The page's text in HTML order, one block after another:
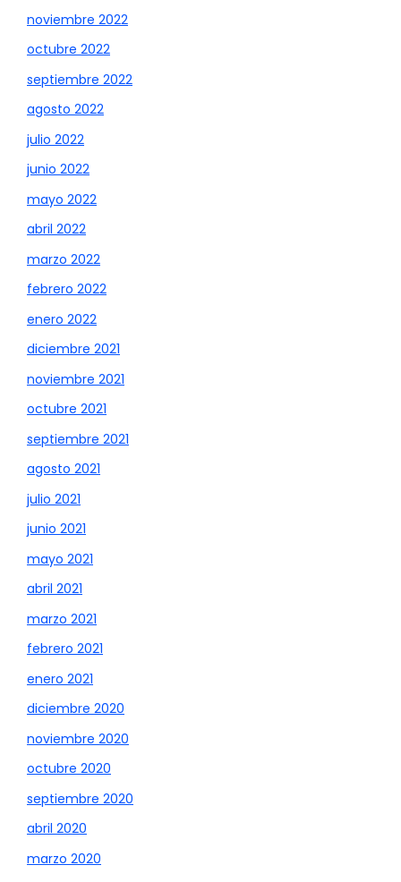
noviembre 2022
octubre 2022
septiembre 2022
agosto 2022
julio 2022
junio 2022
mayo 2022
abril 2022
marzo 2022
febrero 2022
enero 2022
diciembre 2021
noviembre 2021
octubre 2021
septiembre 2021
agosto 2021
julio 2021
junio 2021
mayo 2021
abril 2021
marzo 2021
febrero 2021
enero 2021
diciembre 2020
noviembre 2020
octubre 2020
septiembre 2020
abril 2020
marzo 2020